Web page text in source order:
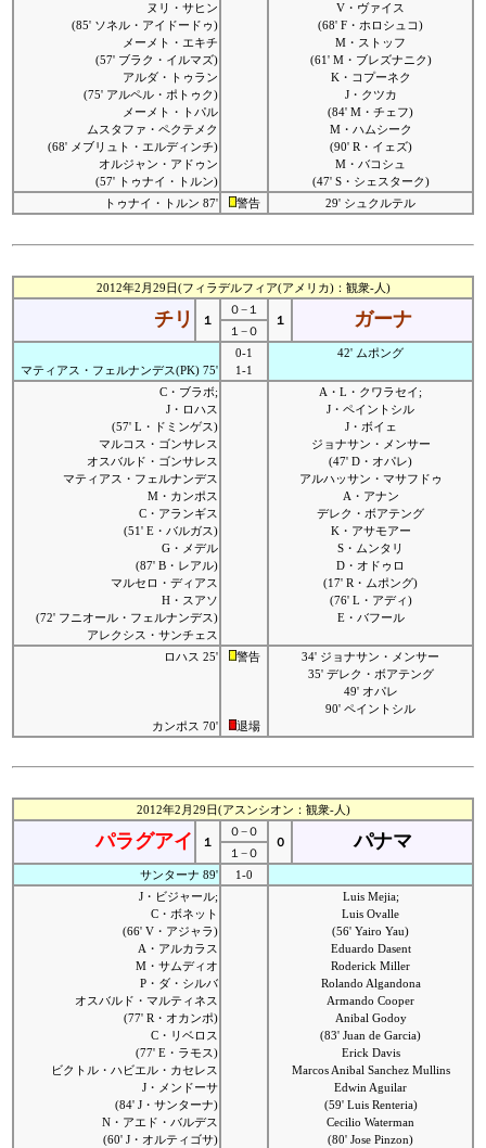
ヌリ・サヒン
(85' ソネル・アイドードゥ)
メーメト・エキチ
(57' ブラク・イルマズ)
アルダ・トゥラン
(75' アルペル・ポトゥク)
メーメト・トパル
ムスタファ・ペクテメク
(68' メブリュト・エルディンチ)
オルジャン・アドゥン
(57' トゥナイ・トルン)
V・ヴァイス
(68' F・ホロシュコ)
M・ストッフ
(61' M・ブレズナニク)
K・コプーネク
J・クツカ
(84' M・チェフ)
M・ハムシーク
(90' R・イェズ)
M・バコシュ
(47' S・シェスターク)
トゥナイ・トルン 87'
警告 29' シュクルテル
2012年2月29日(フィラデルフィア(アメリカ)：観衆-人)
チリ １
０−１
１
ガーナ
１−０
マティアス・フェルナンデス(PK) 75'
0-1
1-1
42' ムポング
C・ブラボ;
J・ロハス
(57' L・ドミンゲス)
マルコス・ゴンサレス
オスバルド・ゴンサレス
マティアス・フェルナンデス
M・カンポス
C・アランギス
(51' E・バルガス)
G・メデル
(87' B・レアル)
マルセロ・ディアス
H・スアソ
(72' フニオール・フェルナンデス)
アレクシス・サンチェス
A・L・クワラセイ;
J・ペイントシル
J・ボイェ
ジョナサン・メンサー
(47' D・オパレ)
アルハッサン・マサフドゥ
A・アナン
デレク・ボアテング
K・アサモアー
S・ムンタリ
D・オドゥロ
(17' R・ムポング)
(76' L・アディ)
E・バフール
ロハス 25'
カンポス 70'
警告
退場
34' ジョナサン・メンサー
35' デレク・ボアテング
49' オパレ
90' ペイントシル
2012年2月29日(アスンシオン：観衆-人)
パラグアイ １
０−０
０
パナマ
１−０
サンターナ 89'
1-0
J・ビジャール;
C・ボネット
(66' V・アジャラ)
A・アルカラス
M・サムディオ
P・ダ・シルバ
オスバルド・マルティネス
(77' R・オカンポ)
C・リベロス
(77' E・ラモス)
ビクトル・ハビエル・カセレス
J・メンドーサ
(84' J・サンターナ)
N・アエド・バルデス
(60' J・オルティゴサ)
Luis Mejia;
Luis Ovalle
(56' Yairo Yau)
Eduardo Dasent
Roderick Miller
Rolando Algandona
Armando Cooper
Anibal Godoy
(83' Juan de Garcia)
Erick Davis
Marcos Anibal Sanchez Mullins
Edwin Aguilar
(59' Luis Renteria)
Cecilio Waterman
(80' Jose Pinzon)